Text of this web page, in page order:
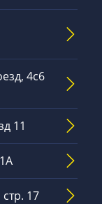
4с6
11
17